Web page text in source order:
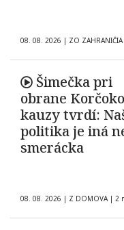
08. 08. 2026 | ZO ZAHRANIČIA
Šimečka pri
obrane
kauzy tvrdí:
politika je iná
smerácka
08. 08. 2026 | Z DOMOVA | 2